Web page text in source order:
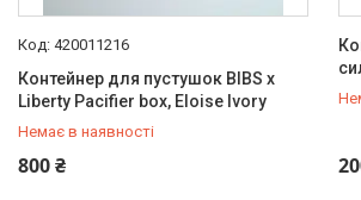
420011216
Контейнер для пустушок BIBS x
Liberty Pacifier box, Eloise Ivory
Немає в наявності
800 ₴
+380 (97) 778-20-70